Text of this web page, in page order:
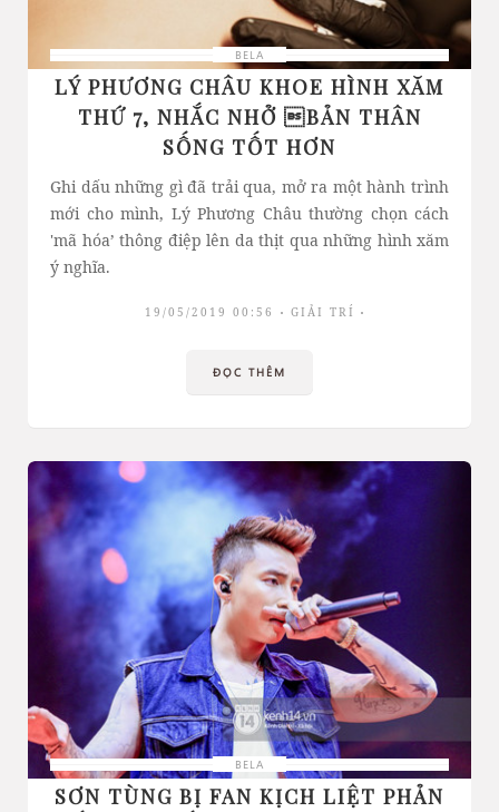
BELA
LÝ PHƯƠNG CHÂU KHOE HÌNH XĂM
THỨ 7, NHẮC NHỞ BẢN THÂN
SỐNG TỐT HƠN
Ghi dấu những gì đã trải qua, mở ra một hành trình
mới cho mình, Lý Phương Châu thường chọn cách
'mã hóa’ thông điệp lên da thịt qua những hình xăm
ý nghĩa.
19/05/2019 00:56 GIẢI TRÍ
ĐỌC THÊM
BELA
SƠN TÙNG BỊ FAN KỊCH LIỆT PHẢN